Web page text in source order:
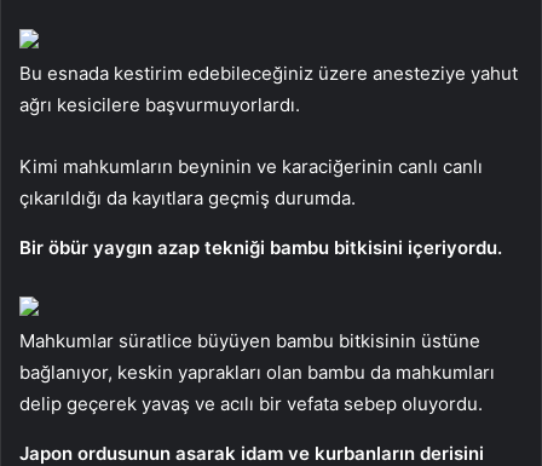
Bu esnada kestirim edebileceğiniz üzere anesteziye yahut
ağrı kesicilere başvurmuyorlardı.
Kimi mahkumların beyninin ve karaciğerinin canlı canlı
çıkarıldığı da kayıtlara geçmiş durumda.
Bir öbür yaygın azap tekniği bambu bitkisini içeriyordu.
Mahkumlar süratlice büyüyen bambu bitkisinin üstüne
bağlanıyor, keskin yaprakları olan bambu da mahkumları
delip geçerek yavaş ve acılı bir vefata sebep oluyordu.
Japon ordusunun asarak idam ve kurbanların derisini